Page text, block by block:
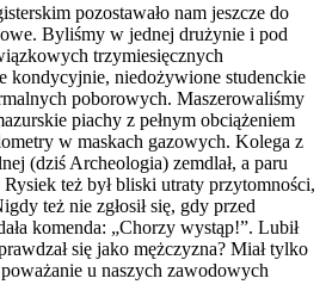
pozostawało nam jeszcze do
Byliśmy w jednej drużynie i pod
trzymiesięcznych
kondycyjnie, niedożywione studenckie
poborowych. Maszerowaliśmy
piachy z pełnym obciążeniem
w maskach gazowych. Kolega z
(dziś Archeologia) zemdlał, a paru
też był bliski utraty przytomności,
też nie zgłosił się, gdy przed
komenda: „Chorzy wystąp!”. Lubił
się jako mężczyzna? Miał tylko
u naszych zawodowych